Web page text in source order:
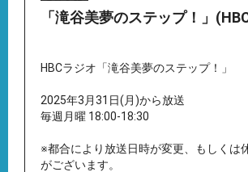
「滝谷美夢のステップ！」
HBCラジオ「滝谷美夢のステップ！」
2025年3月31日(月)から放送
毎週月曜 18:00-18:30
※都合により放送日時が変更、もしくは
がございます。